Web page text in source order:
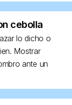
cebolla
lo dicho o
Mostrar
ante un